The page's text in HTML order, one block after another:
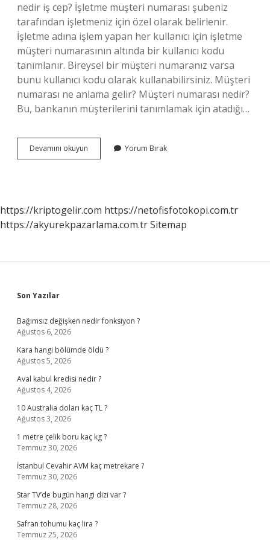
nedir iş cep? İşletme müşteri numarası şubeniz
tarafından işletmeniz için özel olarak belirlenir.
İşletme adına işlem yapan her kullanıcı için işletme
müşteri numarasının altında bir kullanıcı kodu
tanımlanır. Bireysel bir müşteri numaranız varsa
bunu kullanıcı kodu olarak kullanabilirsiniz. Müşteri
numarası ne anlama gelir? Müşteri numarası nedir?
Bu, bankanın müşterilerini tanımlamak için atadığı…
Devamını okuyun
Bilgisi
Yorum Bırak
https://kriptogelir.com https://netofisfotokopi.com.tr
https://akyurekpazarlama.com.trSitemap
Sidebar
Son Yazılar
Bağımsız değişken nedir fonksiyon ?
Ağustos 6, 2026
Kara hangi bölümde öldü ?
Ağustos 5, 2026
Aval kabul kredisi nedir ?
Ağustos 4, 2026
10 Australia doları kaç TL ?
Ağustos 3, 2026
1 metre çelik boru kaç kg ?
Temmuz 30, 2026
İstanbul Cevahir AVM kaç metrekare ?
Temmuz 30, 2026
Star TV’de bugün hangi dizi var ?
Temmuz 28, 2026
Safran tohumu kaç lira ?
Temmuz 25, 2026